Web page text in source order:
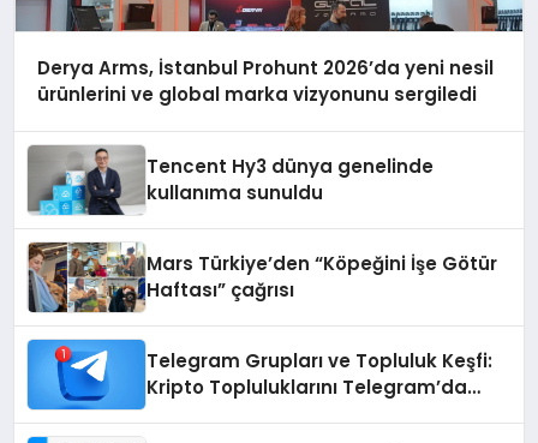
Derya Arms, İstanbul Prohunt 2026’da yeni nesil
ürünlerini ve global marka vizyonunu sergiledi
Tencent Hy3 dünya genelinde
kullanıma sunuldu
Mars Türkiye’den “Köpeğini İşe Götür
Haftası” çağrısı
Telegram Grupları ve Topluluk Keşfi:
Kripto Topluluklarını Telegram’da